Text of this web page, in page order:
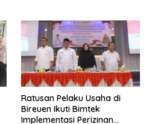
Ratusan Pelaku Usaha di
Bireuen Ikuti Bimtek
Implementasi Perizinan